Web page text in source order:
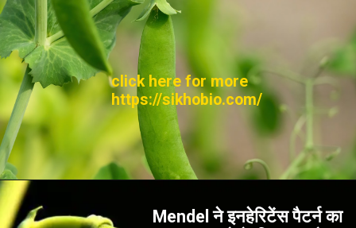
click here for more
https://sikhobio.com/
Mendel ने इनहेरिटेंस पैटर्न का